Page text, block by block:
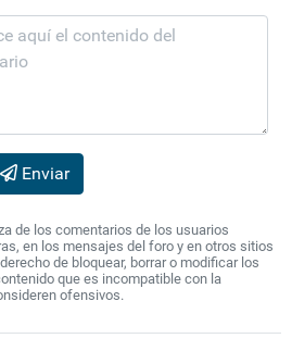
Enviar
de los comentarios de los usuarios
en los mensajes del foro y en otros sitios
de bloquear, borrar o modificar los
que es incompatible con la
ofensivos.